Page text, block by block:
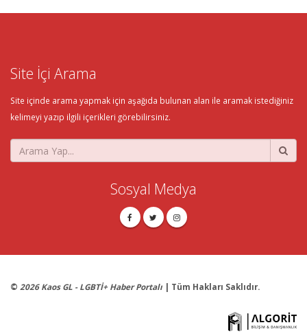
Site İçi Arama
Site içinde arama yapmak için aşağıda bulunan alan ile aramak istediğiniz
kelimeyi yazıp ilgili içerikleri görebilirsiniz.
Sosyal Medya
© 2026 Kaos GL - LGBTİ+ Haber Portalı | Tüm Hakları Saklıdır.